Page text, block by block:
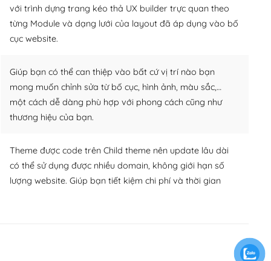
với trình dựng trang kéo thả UX builder trực quan theo
từng Module và dạng lưới của layout đã áp dụng vào bố
cục website.
Giúp bạn có thể can thiệp vào bất cứ vị trí nào bạn
mong muốn chỉnh sửa từ bố cục, hình ảnh, màu sắc,…
một cách dễ dàng phù hợp với phong cách cũng như
thương hiệu của bạn.
Theme được code trên Child theme nên update lâu dài
có thể sử dụng được nhiều domain, không giới hạn số
lượng website. Giúp bạn tiết kiệm chi phí và thời gian